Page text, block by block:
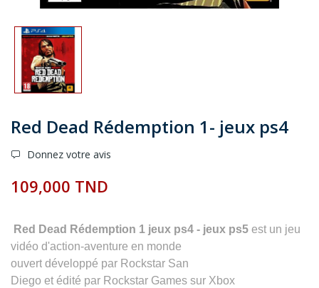
Red Dead Rédemption 1- jeux ps4
Donnez votre avis
109,000 TND
Red Dead Rédemption 1 jeux ps4 - jeux ps5 est un jeu
vidéo d'action-aventure en monde
ouvert développé par Rockstar San
Diego et édité par Rockstar Games sur Xbox